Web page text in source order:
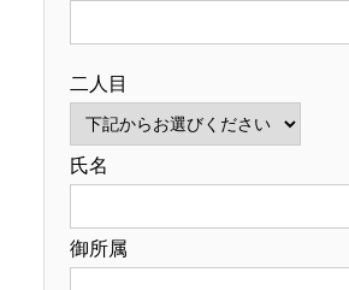
二人目
氏名
御所属